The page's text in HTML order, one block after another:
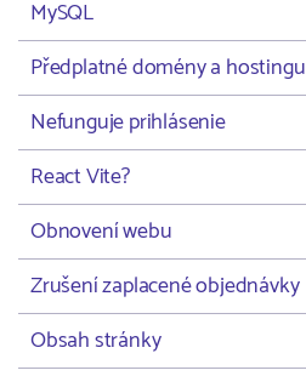
MySQL
Předplatné domény a hostingu
Nefunguje prihlásenie
React Vite?
Obnovení webu
Zrušení zaplacené objednávky
Obsah stránky